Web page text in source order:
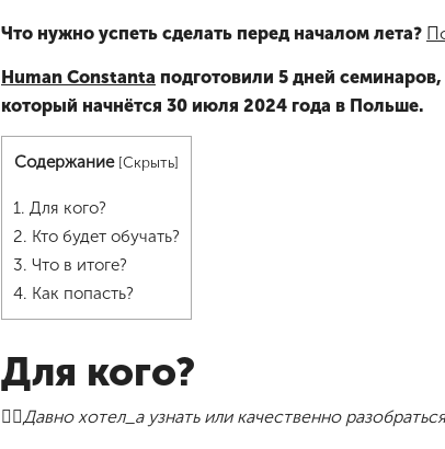
Что нужно успеть сделать перед началом лета?
Human Constanta подготовили 5 дней
который начнётся 30 июля 2024 года в Польше.
Содержание [Скрыть]
1. Для кого?
2. Кто будет обучать?
3. Что в итоге?
4. Как попасть?
Для кого?
👉🏻Давно хотел_а узнать или качественно